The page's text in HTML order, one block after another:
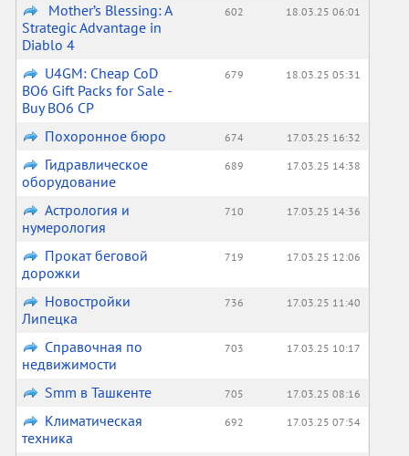
Mother’s Blessing: A
Strategic Advantage in
Diablo 4
602 18.03.25 06:01
U4GM: Cheap CoD
BO6 Gift Packs for Sale -
Buy BO6 CP
679 18.03.25 05:31
Похоронное бюро 674 17.03.25 16:32
Гидравлическое
оборудование
689 17.03.25 14:38
Астрология и
нумерология
710 17.03.25 14:36
Прокат беговой
дорожки
719 17.03.25 12:06
Новостройки
Липецка
736 17.03.25 11:40
Справочная по
недвижимости
703 17.03.25 10:17
Smm в Ташкенте 705 17.03.25 08:16
Климатическая
техника
692 17.03.25 07:54